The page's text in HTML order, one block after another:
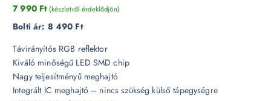
7 990 Ft (készletről érdeklődjön)
Bolti ár: 8 490 Ft
Távirányítós RGB reflektor
Kiváló minőségű LED SMD chip
Nagy teljesítményű meghajtó
Integrált IC meghajtó – nincs szükség külső tápegységre